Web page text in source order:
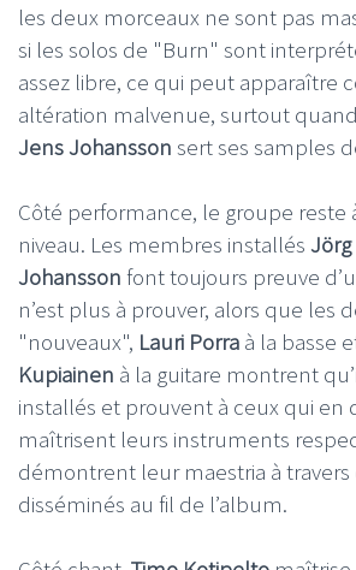
les deux morceaux ne sont pas
si les solos de "Burn" sont
assez libre, ce qui peut apparaître
altération malvenue, surtout
Jens Johansson sert ses samples
Côté performance, le groupe reste
niveau. Les membres installés
Johansson font toujours preuve
n’est plus à prouver, alors que les
"nouveaux", Lauri Porra à la basse
Kupiainen à la guitare montrent
installés et prouvent à ceux qui en
maîtrisent leurs instruments
démontrent leur maestria à travers
disséminés au fil de l’album.